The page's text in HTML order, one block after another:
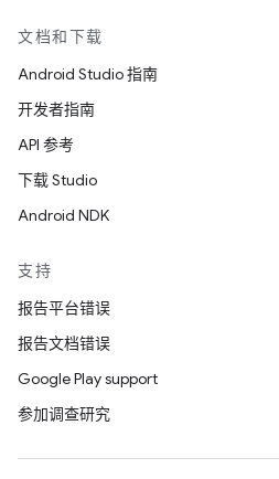
文档和下载
Android Studio 指南
开发者指南
API 参考
下载 Studio
Android NDK
支持
报告平台错误
报告文档错误
Google Play support
参加调查研究